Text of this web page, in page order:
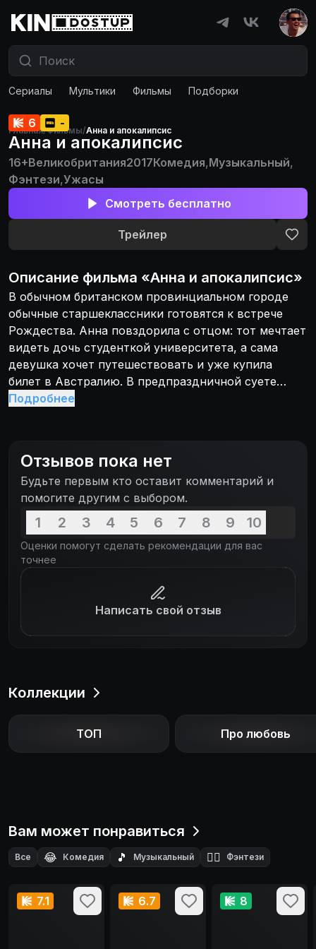
Сериалы Мультики Фильмы Подборки
Главная/Фильмы/Анна и апокалипсис
6 -
Анна и апокалипсис
16+Великобритания2017Комедия,Музыкальный,
Фэнтези,Ужасы
Смотреть бесплатно
Трейлер
Описание фильма «Анна и апокалипсис»
В обычном британском провинциальном городе
обычные старшеклассники готовятся к встрече
Рождества. Анна повздорила с отцом: тот мечтает
видеть дочь студенткой университета, а сама
девушка хочет путешествовать и уже купила
билет в Австралию. В предпраздничной суете
Анна и её одноклассники не сразу замечают, что в
Подробнее
Отзывов пока нет
Будьте первым кто оставит комментарий и
помогите другим с выбором.
1 2 3 4 5 6 7 8 9 10
Оценки помогут сделать рекомендации для вас
точнее
Написать свой отзыв
Коллекции
ТОП Про любовь
Вам может понравиться
Все 😂 Комедия 🎵 Музыкальный 🧙‍♂️ Фэнтези
7.1 6.7 8